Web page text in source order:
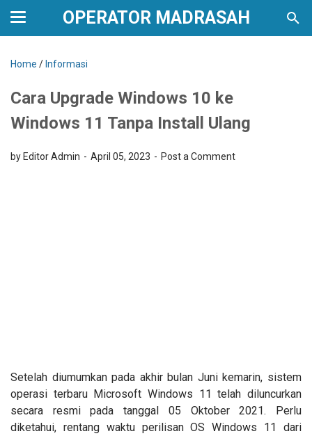
OPERATOR MADRASAH
Home / Informasi
Cara Upgrade Windows 10 ke
Windows 11 Tanpa Install Ulang
by Editor Admin April 05, 2023 Post a Comment
Setelah diumumkan pada akhir bulan Juni kemarin, sistem
operasi terbaru Microsoft Windows 11 telah diluncurkan
secara resmi pada tanggal 05 Oktober 2021. Perlu
diketahui, rentang waktu perilisan OS Windows 11 dari